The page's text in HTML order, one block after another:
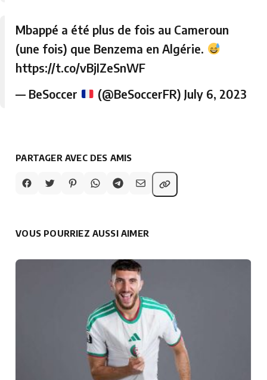
Mbappé a été plus de fois au Cameroun
(une fois) que Benzema en Algérie.
https://t.co/vBjIZeSnWF
— BeSoccer
(@BeSoccerFR) July 6, 2023
PARTAGER AVEC DES AMIS
VOUS POURRIEZ AUSSI AIMER